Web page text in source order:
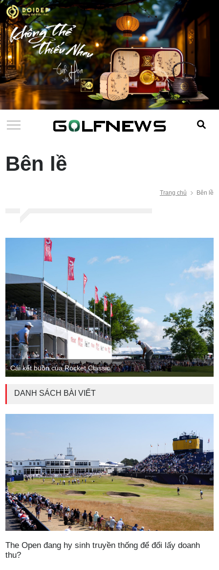
Bên lề
Trang chủ Bên lề
Cái kết buồn của Rocket Classic
DANH SÁCH BÀI VIẾT
The Open đang hy sinh truyền thống để đổi lấy doanh
thu?